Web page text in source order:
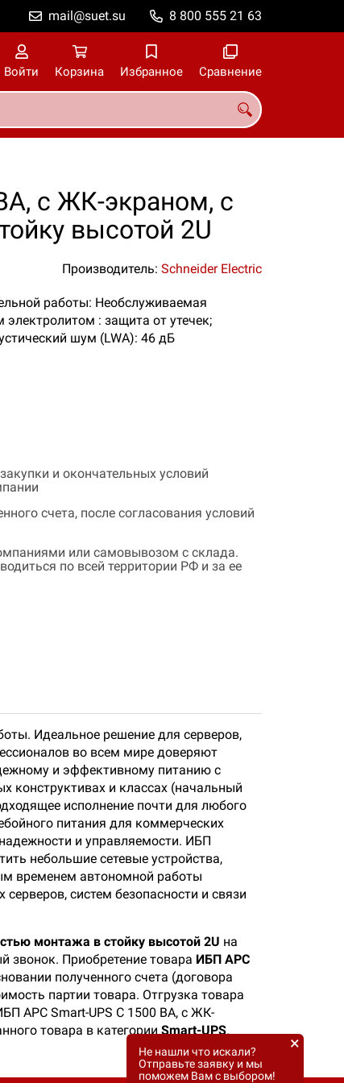
8 800 555 21 63
mail@suet.su
Войти Корзина Избранное Сравнение
с ЖК-экраном, с
высотой 2U
Производитель: Schneider Electric
работы: Необслуживаемая
: защита от утечек;
шум (LWA): 46 дБ
и окончательных условий
счета, после согласования условий
или самовывозом с склада.
по всей территории РФ и за ее
Идеальное решение для серверов,
во всем мире доверяют
и эффективному питанию с
конструктивах и классах (начальный
исполнение почти для любого
питания для коммерческих
и управляемости. ИБП
небольшие сетевые устройства,
временем автономной работы
систем безопасности и связи
монтажа в стойку высотой 2U на
звонок. Приобретение товара ИБП APC
полученного счета (договора
партии товара. Отгрузка товара
APC Smart-UPS C 1500 ВА, с ЖК-
товара в категорииSmart-UPS.
Не нашли что искали?
Отправьте заявку и мы
поможем Вам с выбором!
×